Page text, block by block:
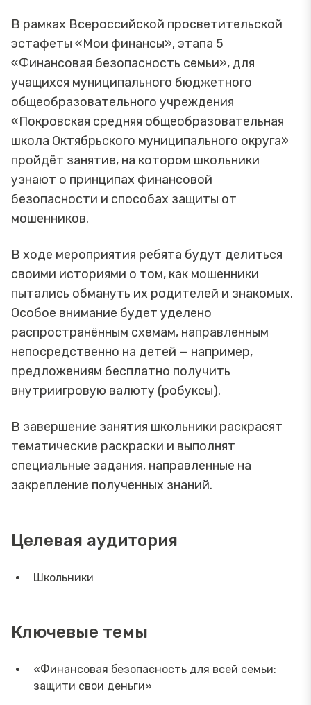
В рамках Всероссийской просветительской
эстафеты «Мои финансы», этапа 5
«Финансовая безопасность семьи», для
учащихся муниципального бюджетного
общеобразовательного учреждения
«Покровская средняя общеобразовательная
школа Октябрьского муниципального округа»
пройдёт занятие, на котором школьники
узнают о принципах финансовой
безопасности и способах защиты от
мошенников.
В ходе мероприятия ребята будут делиться
своими историями о том, как мошенники
пытались обмануть их родителей и знакомых.
Особое внимание будет уделено
распространённым схемам, направленным
непосредственно на детей — например,
предложениям бесплатно получить
внутриигровую валюту (робуксы).
В завершение занятия школьники раскрасят
тематические раскраски и выполнят
специальные задания, направленные на
закрепление полученных знаний.
Целевая аудитория
Школьники
Ключевые темы
«Финансовая безопасность для всей семьи:
защити свои деньги»